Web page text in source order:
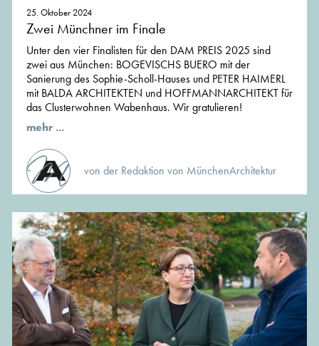
25. Oktober 2024
Zwei Münchner im Finale
Unter den vier Finalisten für den DAM PREIS 2025 sind
zwei aus München: BOGEVISCHS BUERO mit der
Sanierung des Sophie-Scholl-Hauses und PETER HAIMERL
mit BALDA ARCHITEKTEN und HOFFMANNARCHITEKT für
das Clusterwohnen Wabenhaus. Wir gratulieren!
mehr ...
von der Redaktion von MünchenArchitektur